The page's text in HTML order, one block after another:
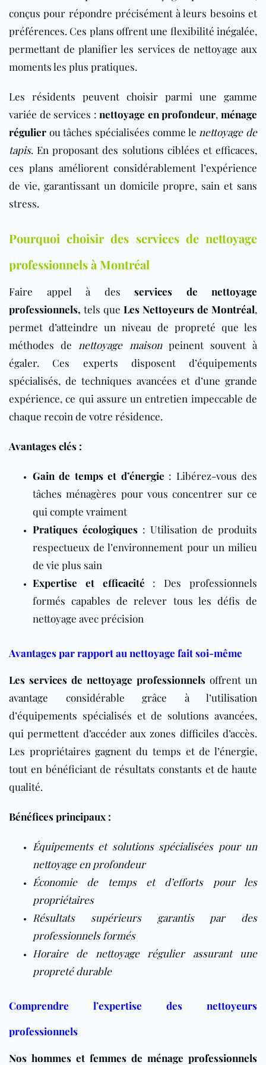
conçus pour répondre précisément à leurs besoins et
préférences. Ces plans offrent une flexibilité inégalée,
permettant de planifier les services de nettoyage aux
moments les plus pratiques.
Les résidents peuvent choisir parmi une gamme
variée de services :nettoyage en profondeur,ménage
régulier ou tâches spécialisées comme le nettoyage de
tapis. En proposant des solutions ciblées et efficaces,
ces plans améliorent considérablement l’expérience
de vie, garantissant un domicile propre, sain et sans
stress.
Pourquoi choisir des services de nettoyage
professionnels à Montréal
Faire appel à des services de nettoyage
professionnels, tels que Les Nettoyeurs de Montréal,
permet d’atteindre un niveau de propreté que les
méthodes de nettoyage maisonpeinent souvent à
égaler. Ces experts disposent d’équipements
spécialisés, de techniques avancées et d’une grande
expérience, ce qui assure un entretien impeccable de
chaque recoin de votre résidence.
Avantages clés :
Gain de temps et d’énergie : Libérez-vous des
tâches ménagères pour vous concentrer sur ce
qui compte vraiment
Pratiques écologiques : Utilisation de produits
respectueux de l’environnement pour un milieu
de vie plus sain
Expertise et efficacité : Des professionnels
formés capables de relever tous les défis de
nettoyage avec précision
Avantages par rapport au nettoyage fait soi-même
Les services de nettoyage professionnels offrent un
avantage considérable grâce à l’utilisation
d’équipements spécialisés et de solutions avancées,
qui permettent d’accéder aux zones difficiles d’accès.
Les propriétaires gagnent du temps et de l’énergie,
tout en bénéficiant de résultats constants et de haute
qualité.
Bénéfices principaux :
Équipements et solutions spécialisées pour un
nettoyage en profondeur
Économie de temps et d’efforts pour les
propriétaires
Résultats supérieurs garantis par des
professionnels formés
Horaire de nettoyage régulier assurant une
propreté durable
Comprendre l’expertise des nettoyeurs
professionnels
Nos hommes et femmes de ménage professionnels